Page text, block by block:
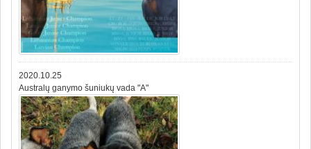
2020.10.25
Australų ganymo šuniukų vada "A"